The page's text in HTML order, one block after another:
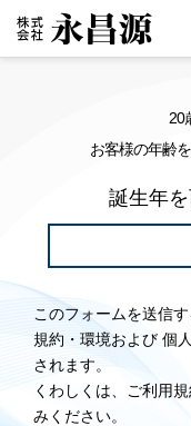
20
お客様の年齢
誕生年
このフォームを送信
規約・環境および 個
されます。
くわしくは、ご利用
みください。